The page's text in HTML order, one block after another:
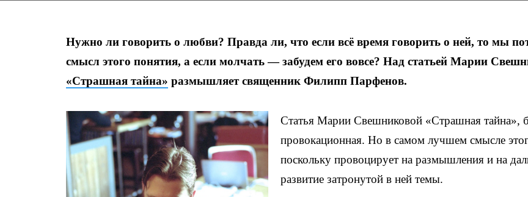
Нужно ли говорить о любви? Правда ли, что если всё время говорить о ней, то мы
смысл этого понятия, а если молчать — забудем его вовсе? Над статьей Марии
«Страшная тайна» размышляет священник Филипп Парфенов.
Статья Марии Свешниковой «Страшная тайна»,
провокационная. Но в самом лучшем смысле
поскольку провоцирует на размышления и на
развитие затронутой в ней темы.